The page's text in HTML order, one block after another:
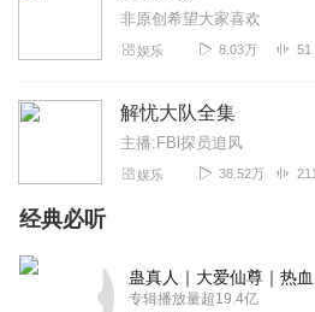
非原创希望大家喜欢
娱乐 8.03万 51
解忧大队全集
主播:FBl探员追风
娱乐 38.52万 211
经典必听
专辑播放量超19.4亿